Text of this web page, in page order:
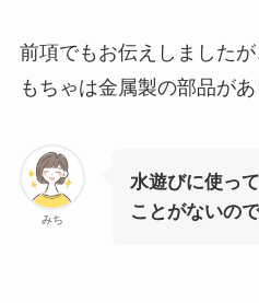
前項でもお伝えしました
もちゃは金属製の部品があ
みち
水遊びに使っ
ことがないの